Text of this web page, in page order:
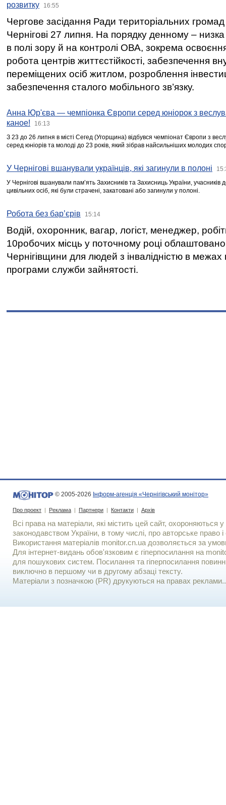
розвитку
16:55
Чергове засідання Ради територіальних громад
Чернігові 27 липня. На порядку денному –
в полі зору й на контролі ОВА, зокрема освоєння
робота центрів життєстійкості, забезпечення
переміщених осіб житлом, розроблення
забезпечення сталого мобільного зв’язку.
Анна Юр'єва — чемпіонка Європи серед юніорок з
каное!
16:13
З 23 до 26 липня в місті Сегед (Угорщина) відбувся чемпіонат Європи з
серед юніорів та молоді до 23 років, який зібрав найсильніших молодих
У Чернігові вшанували українців, які загинули в полоні
У Чернігові вшанували пам’ять Захисників та Захисниць України,
цивільних осіб, які були страчені, закатовані або загинули у полоні.
Робота без бар’єрів 15:14
Водій, охоронник, вагар, логіст, менеджер,
10робочих місць у поточному році
Чернігівщини для людей з інвалідністю в межах
програми служби зайнятості.
© 2005-2026 Інформ-агенція «Чернігівський монітор»
Про проект | Реклама | Партнери | Контакти | Архів
Всі права на матеріали, які містить цей сайт, охороняються у
законодавством України, в тому числі, про авторське право і
Використання матерiалiв monitor.cn.ua дозволяється за
Для iнтернет-видань обов'язковим є гiперпосилання на
для пошукових систем. Посилання та гіперпосилання
виключно в першому чи в другому абзаці тексту.
Матеріали з позначкою (PR) друкуються на правах реклами..